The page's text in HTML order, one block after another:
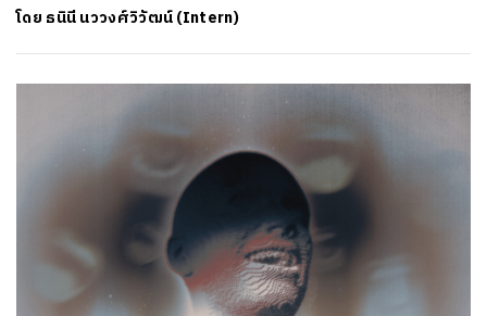
โดย ธนินี นววงศ์วิวัฒน์ (Intern)